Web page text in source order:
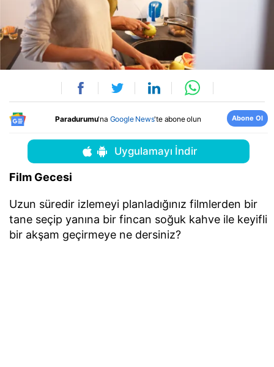
Paradurumu'na Google News'te abone olun Abone Ol
Uygulamayı İndir
Film Gecesi
Uzun süredir izlemeyi planladığınız filmlerden bir
tane seçip yanına bir fincan soğuk kahve ile keyifli
bir akşam geçirmeye ne dersiniz?